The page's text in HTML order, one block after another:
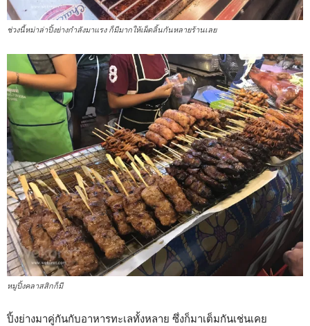
ช่วงนี้หม่าล่าปิ้งย่างกำลังมาแรง ก็มีมากให้เผ็ดลิ้นกันหลายร้านเลย
หมูปิ้งคลาสสิกก็มี
ปิ้งย่างมาคู่กันกับอาหารทะเลทั้งหลาย ซึ่งก็มาเต็มกันเช่นเคย